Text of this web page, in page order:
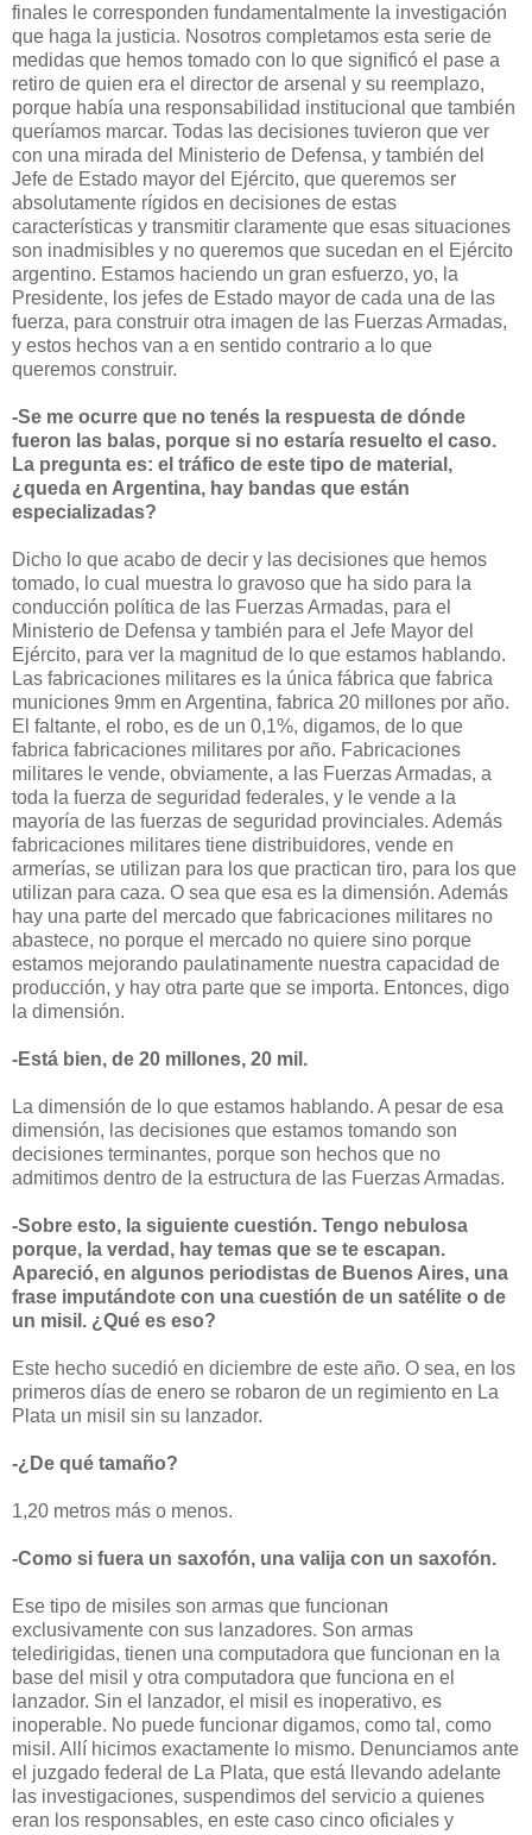
finales le corresponden fundamentalmente la investigación
que haga la justicia. Nosotros completamos esta serie de
medidas que hemos tomado con lo que significó el pase a
retiro de quien era el director de arsenal y su reemplazo,
porque había una responsabilidad institucional que también
queríamos marcar. Todas las decisiones tuvieron que ver
con una mirada del Ministerio de Defensa, y también del
Jefe de Estado mayor del Ejército, que queremos ser
absolutamente rígidos en decisiones de estas
características y transmitir claramente que esas situaciones
son inadmisibles y no queremos que sucedan en el Ejército
argentino. Estamos haciendo un gran esfuerzo, yo, la
Presidente, los jefes de Estado mayor de cada una de las
fuerza, para construir otra imagen de las Fuerzas Armadas,
y estos hechos van a en sentido contrario a lo que
queremos construir.
-Se me ocurre que no tenés la respuesta de dónde
fueron las balas, porque si no estaría resuelto el caso.
La pregunta es: el tráfico de este tipo de material,
¿queda en Argentina, hay bandas que están
especializadas?
Dicho lo que acabo de decir y las decisiones que hemos
tomado, lo cual muestra lo gravoso que ha sido para la
conducción política de las Fuerzas Armadas, para el
Ministerio de Defensa y también para el Jefe Mayor del
Ejército, para ver la magnitud de lo que estamos hablando.
Las fabricaciones militares es la única fábrica que fabrica
municiones 9mm en Argentina, fabrica 20 millones por año.
El faltante, el robo, es de un 0,1%, digamos, de lo que
fabrica fabricaciones militares por año. Fabricaciones
militares le vende, obviamente, a las Fuerzas Armadas, a
toda la fuerza de seguridad federales, y le vende a la
mayoría de las fuerzas de seguridad provinciales. Además
fabricaciones militares tiene distribuidores, vende en
armerías, se utilizan para los que practican tiro, para los que
utilizan para caza. O sea que esa es la dimensión. Además
hay una parte del mercado que fabricaciones militares no
abastece, no porque el mercado no quiere sino porque
estamos mejorando paulatinamente nuestra capacidad de
producción, y hay otra parte que se importa. Entonces, digo
la dimensión.
-Está bien, de 20 millones, 20 mil.
La dimensión de lo que estamos hablando. A pesar de esa
dimensión, las decisiones que estamos tomando son
decisiones terminantes, porque son hechos que no
admitimos dentro de la estructura de las Fuerzas Armadas.
-Sobre esto, la siguiente cuestión. Tengo nebulosa
porque, la verdad, hay temas que se te escapan.
Apareció, en algunos periodistas de Buenos Aires, una
frase imputándote con una cuestión de un satélite o de
un misil. ¿Qué es eso?
Este hecho sucedió en diciembre de este año. O sea, en los
primeros días de enero se robaron de un regimiento en La
Plata un misil sin su lanzador.
-¿De qué tamaño?
1,20 metros más o menos.
-Como si fuera un saxofón, una valija con un saxofón.
Ese tipo de misiles son armas que funcionan
exclusivamente con sus lanzadores. Son armas
teledirigidas, tienen una computadora que funcionan en la
base del misil y otra computadora que funciona en el
lanzador. Sin el lanzador, el misil es inoperativo, es
inoperable. No puede funcionar digamos, como tal, como
misil. Allí hicimos exactamente lo mismo. Denunciamos ante
el juzgado federal de La Plata, que está llevando adelante
las investigaciones, suspendimos del servicio a quienes
eran los responsables, en este caso cinco oficiales y